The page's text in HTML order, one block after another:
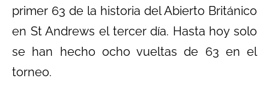
primer 63 de la historia del Abierto Británico
en St Andrews el tercer día. Hasta hoy solo
se han hecho ocho vueltas de 63 en el
torneo.